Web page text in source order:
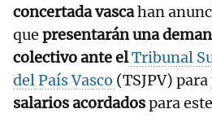
concertada vascahan
que presentarán una
colectivo ante elTribunal
del País Vasco (TSJPV) para
salarios acordadospara